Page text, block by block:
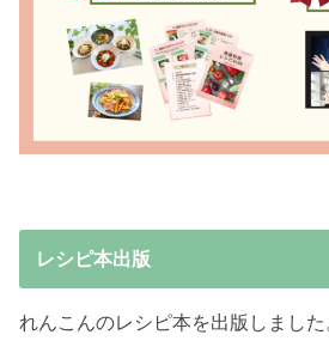
レシピ本出版
れんこんのレシピ本を出版しました